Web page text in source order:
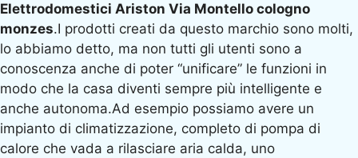
Elettrodomestici Ariston Via Montello cologno
monzes.I prodotti creati da questo marchio sono molti,
lo abbiamo detto, ma non tutti gli utenti sono a
conoscenza anche di poter “unificare” le funzioni in
modo che la casa diventi sempre più intelligente e
anche autonoma.Ad esempio possiamo avere un
impianto di climatizzazione, completo di pompa di
calore che vada a rilasciare aria calda, uno